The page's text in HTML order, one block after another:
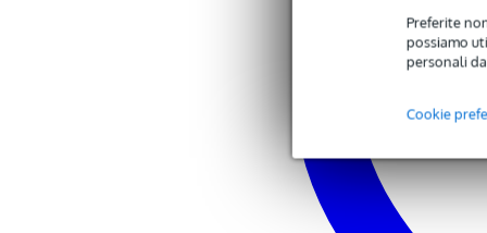
Preferite
possiamo
personali
Cookie